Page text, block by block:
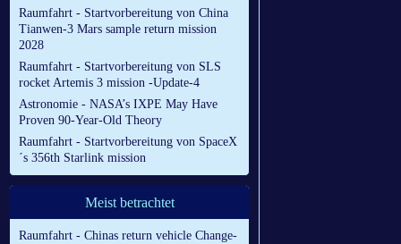
Raumfahrt - Startvorbereitung von China
Tianwen-3 Mars sample return mission
2028
Raumfahrt - Startvorbereitung von SLS
rocket Artemis 3 mission -Update-4
Astronomie - NASA’s IXPE May Have
Proven 90-Year-Old Theory
Raumfahrt - Startvorbereitung von SpaceX
´s 356th Starlink mission
Meist betrachtet
Raumfahrt - Chinas return vehicle Change-